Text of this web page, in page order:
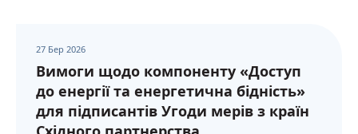
27 Бер 2026
Вимоги щодо компоненту «Доступ
до енергії та енергетична бідність»
для підписантів Угоди мерів з країн